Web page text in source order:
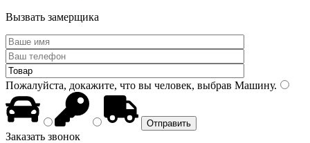
Вызвать замерщика
Пожалуйста, докажите, что вы человек, выбрав Машину.
Заказать звонок